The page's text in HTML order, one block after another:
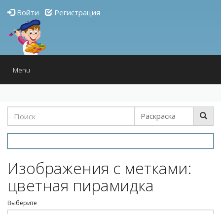
Войти Регистрация
Toggle
Menu
Изображения с метками:
цветная пирамидка
Выберите